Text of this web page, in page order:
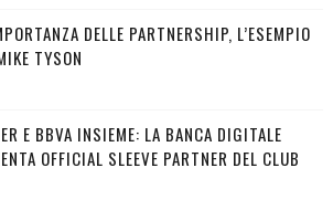
DELLE PARTNERSHIP, L’ESEMPIO
TYSON
E BBVA INSIEME: LA BANCA DIGITALE
OFFICIAL SLEEVE PARTNER DEL CLUB